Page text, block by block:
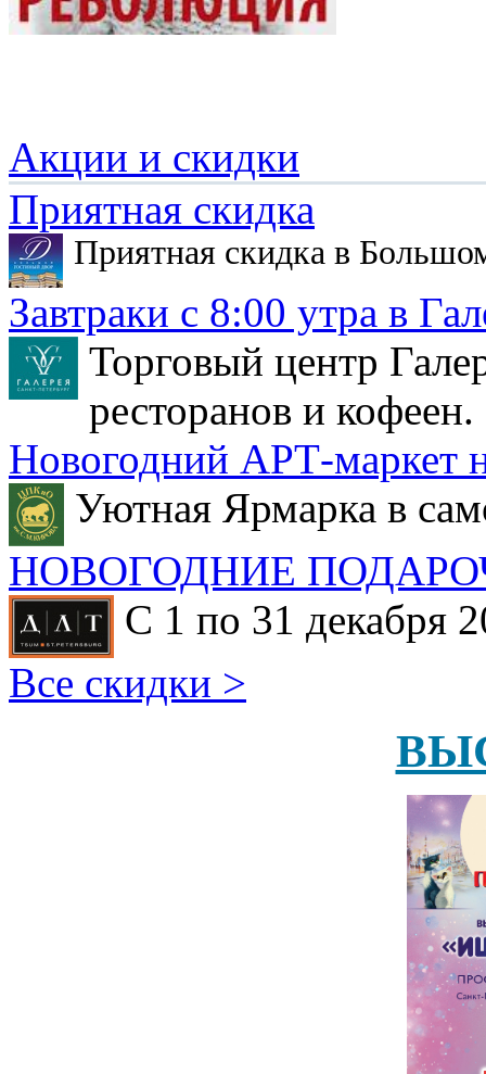
Акции и скидки
Приятная скидка
Приятная скидка в
Завтраки с 8:00 утра в
Торговый центр
ресторанов и кофеен.
Новогодний АРТ-маркет
Уютная Ярмарка в
НОВОГОДНИЕ
С 1 по 31 декабря
Все скидки >